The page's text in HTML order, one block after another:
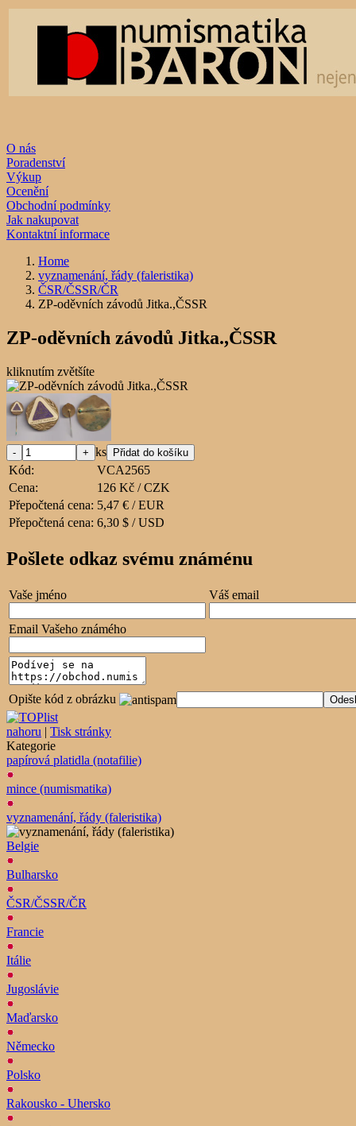
O nás
Poradenství
Výkup
Ocenění
Obchodní podmínky
Jak nakupovat
Kontaktní informace
Home
vyznamenání, řády (faleristika)
ČSR/ČSSR/ČR
ZP-oděvních závodů Jitka.,ČSSR
ZP-oděvních závodů Jitka.,ČSSR
kliknutím zvětšíte
ks
Kód:
VCA2565
Cena:
126 Kč / CZK
Přepočtená cena: 5,47 € / EUR
Přepočtená cena: 6,30 $ / USD
Pošlete odkaz svému známénu
Vaše jméno Váš email
Email Vašeho známého
Opište kód z obrázku
nahoru | Tisk stránky
Kategorie
papírová platidla (notafilie)
mince (numismatika)
vyznamenání, řády (faleristika)
Belgie
Bulharsko
ČSR/ČSSR/ČR
Francie
Itálie
Jugoslávie
Maďarsko
Německo
Polsko
Rakousko - Uhersko